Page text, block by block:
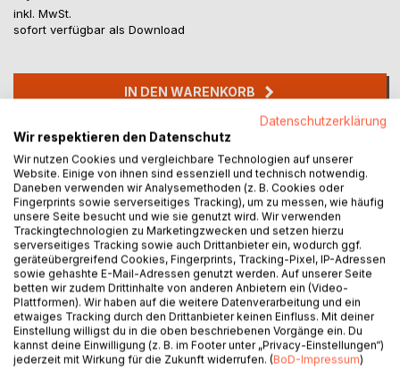
inkl. MwSt.
sofort verfügbar als Download
IN DEN WARENKORB
Auf die Merkliste
Titel bewerten
BESCHREIBUNG
Wie denkt Amina, eine Trainerin mit Migrationshintergrund,
über Sinnfindung? Welche Erfahrungen hat Herbert, ein
Datenschutzerklärung
Wir respektieren den Datenschutz
Wir nutzen Cookies und vergleichbare Technologien auf unserer
Website. Einige von ihnen sind essenziell und technisch notwendig.
Daneben verwenden wir Analysemethoden (z. B. Cookies oder
Fingerprints sowie serverseitiges Tracking), um zu messen, wie häufig
unsere Seite besucht und wie sie genutzt wird. Wir verwenden
Trackingtechnologien zu Marketingzwecken und setzen hierzu
serverseitiges Tracking sowie auch Drittanbieter ein, wodurch ggf.
geräteübergreifend Cookies, Fingerprints, Tracking-Pixel, IP-Adressen
sowie gehashte E-Mail-Adressen genutzt werden. Auf unserer Seite
betten wir zudem Drittinhalte von anderen Anbietern ein (Video-
Plattformen). Wir haben auf die weitere Datenverarbeitung und ein
etwaiges Tracking durch den Drittanbieter keinen Einfluss. Mit deiner
Einstellung willigst du in die oben beschriebenen Vorgänge ein. Du
kannst deine Einwilligung (z. B. im Footer unter „Privacy-Einstellungen“)
jederzeit mit Wirkung für die Zukunft widerrufen. (BoD-Impressum)